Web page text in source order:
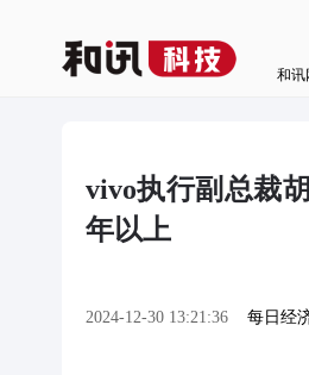
和讯
vivo执行副总裁
年以上
2024-12-30 13:21:36 每日经